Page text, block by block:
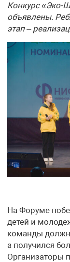
Конкурс «Эко-
объявлены.
этап –
На Форуме
детей и
команды
а получился
Организаторы